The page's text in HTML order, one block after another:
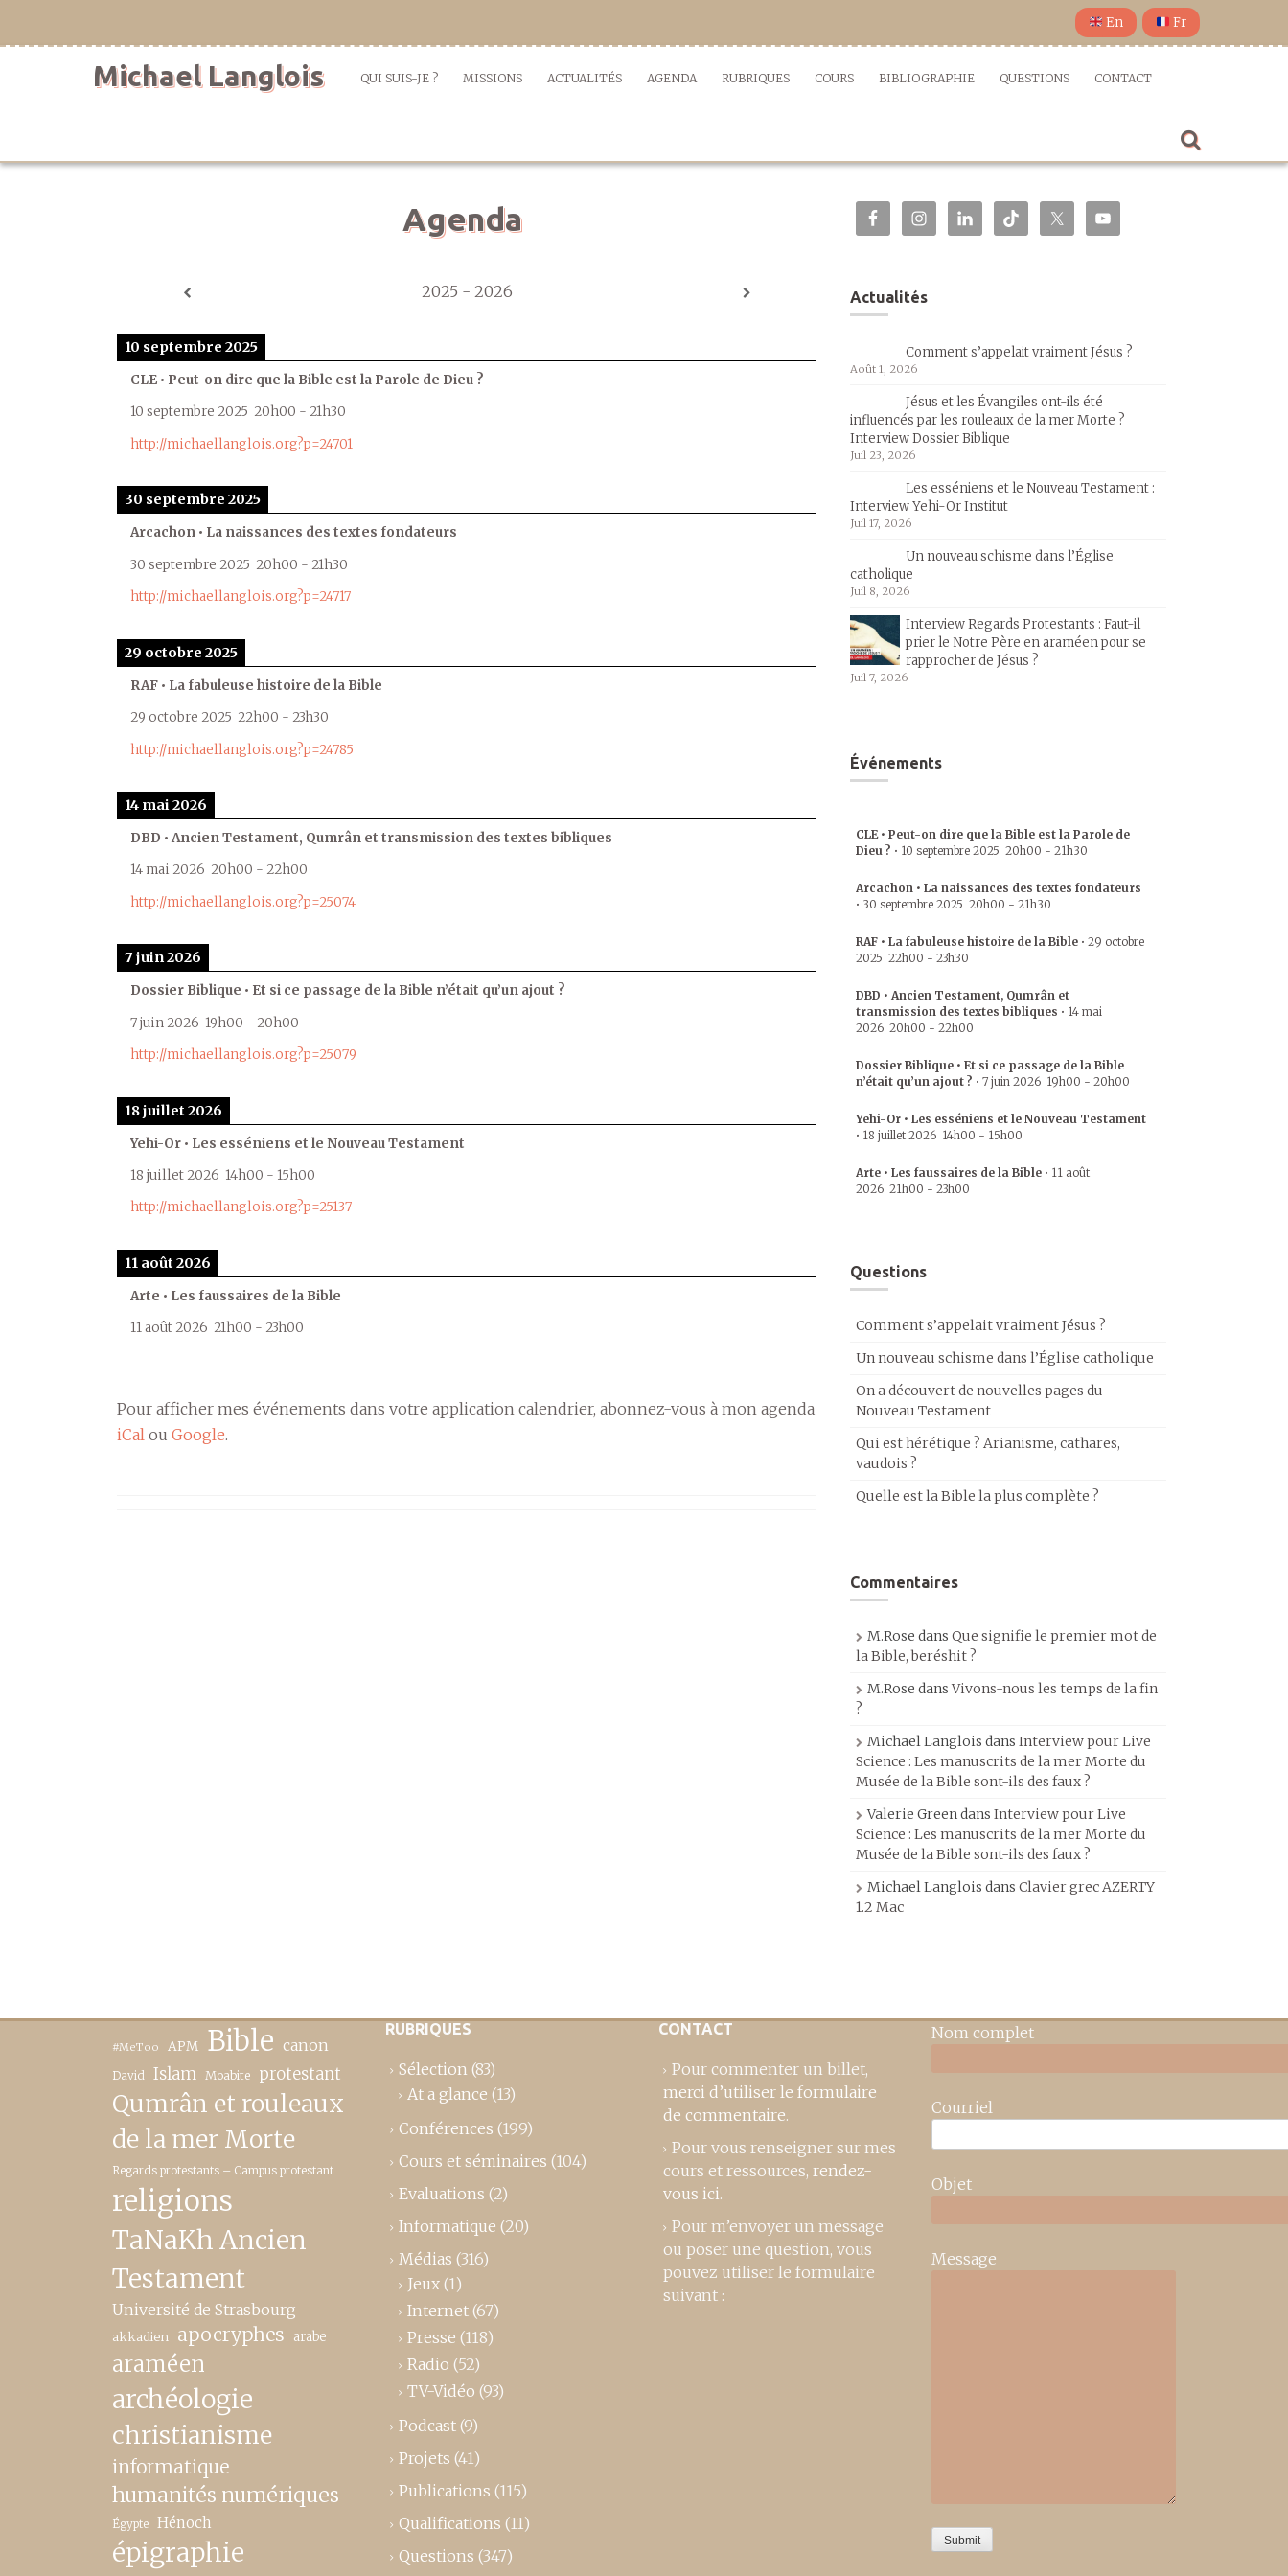
En Fr
Michael Langlois QUI SUIS-JE ? MISSIONS ACTUALITÉS AGENDA RUBRIQUES COURS BIBLIOGRAPHIE QUESTIONS CONTACT
Agenda
2025 - 2026
10 septembre 2025
CLE • Peut-on dire que la Bible est la Parole de Dieu ?
10 septembre 2025 20h00 - 21h30
http://michaellanglois.org?p=24701
30 septembre 2025
Arcachon • La naissances des textes fondateurs
30 septembre 2025 20h00 - 21h30
http://michaellanglois.org?p=24717
29 octobre 2025
RAF • La fabuleuse histoire de la Bible
29 octobre 2025 22h00 - 23h30
http://michaellanglois.org?p=24785
14 mai 2026
DBD • Ancien Testament, Qumrân et transmission des textes bibliques
14 mai 2026 20h00 - 22h00
http://michaellanglois.org?p=25074
7 juin 2026
Dossier Biblique • Et si ce passage de la Bible n’était qu’un ajout ?
7 juin 2026 19h00 - 20h00
http://michaellanglois.org?p=25079
18 juillet 2026
Yehi-Or • Les esséniens et le Nouveau Testament
18 juillet 2026 14h00 - 15h00
http://michaellanglois.org?p=25137
11 août 2026
Arte • Les faussaires de la Bible
11 août 2026 21h00 - 23h00
Pour afficher mes événements dans votre application calendrier, abonnez-vous à mon agenda
iCal ou Google.
Actualités
Comment s’appelait vraiment Jésus ?
Août 1, 2026
Jésus et les Évangiles ont-ils été
influencés par les rouleaux de la mer Morte ?
Interview Dossier Biblique
Juil 23, 2026
Les esséniens et le Nouveau Testament :
Interview Yehi-Or Institut
Juil 17, 2026
Un nouveau schisme dans l’Église
catholique
Juil 8, 2026
Interview Regards Protestants : Faut-il
prier le Notre Père en araméen pour se
rapprocher de Jésus ?
Juil 7, 2026
Événements
CLE • Peut-on dire que la Bible est la Parole de
Dieu ? • 10 septembre 2025 20h00 - 21h30
Arcachon • La naissances des textes fondateurs
• 30 septembre 2025 20h00 - 21h30
RAF • La fabuleuse histoire de la Bible • 29 octobre
2025 22h00 - 23h30
DBD • Ancien Testament, Qumrân et
transmission des textes bibliques • 14 mai
2026 20h00 - 22h00
Dossier Biblique • Et si ce passage de la Bible
n’était qu’un ajout ? • 7 juin 2026 19h00 - 20h00
Yehi-Or • Les esséniens et le Nouveau Testament
• 18 juillet 2026 14h00 - 15h00
Arte • Les faussaires de la Bible • 11 août
2026 21h00 - 23h00
Questions
Comment s’appelait vraiment Jésus ?
Un nouveau schisme dans l’Église catholique
On a découvert de nouvelles pages du
Nouveau Testament
Qui est hérétique ? Arianisme, cathares,
vaudois ?
Quelle est la Bible la plus complète ?
Commentaires
M.Rose dans Que signifie le premier mot de
la Bible, beréshit ?
M.Rose dansVivons-nous les temps de la fin
?
Michael Langlois dans Interview pour Live
Science : Les manuscrits de la mer Morte du
Musée de la Bible sont-ils des faux ?
Valerie Greendans Interview pour Live
Science : Les manuscrits de la mer Morte du
Musée de la Bible sont-ils des faux ?
Michael Langlois dans Clavier grec AZERTY
1.2 Mac
#MeToo APM Bible canon
David Islam Moabite protestant
Qumrân et rouleaux
de la mer Morte
Regards protestants – Campus protestant
religions
TaNaKh Ancien
Testament
Université de Strasbourg
akkadien apocryphes arabe
araméen
archéologie
christianisme
informatique
humanités numériques
Égypte Hénoch
épigraphie
RUBRIQUES
Sélection (83)
At a glance (13)
Conférences (199)
Cours et séminaires (104)
Evaluations (2)
Informatique (20)
Médias (316)
Jeux (1)
Internet (67)
Presse (118)
Radio (52)
TV-Vidéo (93)
Podcast (9)
Projets (41)
Publications (115)
Qualifications (11)
Questions (347)
CONTACT
Pour commenter un billet,
merci d’utiliser le formulaire
de commentaire.
Pour vous renseigner sur mes
cours et ressources, rendez-
vous ici.
Pour m’envoyer un message
ou poser une question, vous
pouvez utiliser le formulaire
suivant :
Nom complet
Courriel
Objet
Message